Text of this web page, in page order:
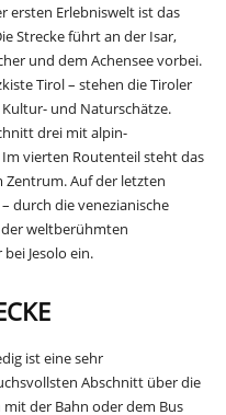
ersten Erlebniswelt ist das
Strecke führt an der Isar,
und dem Achensee vorbei.
Tirol – stehen die Tiroler
und Naturschätze.
drei mit alpin-
vierten Routenteil steht das
Zentrum. Auf der letzten
durch die venezianische
der weltberühmten
Jesolo ein.
ist eine sehr
Abschnitt über die
der Bahn oder dem Bus